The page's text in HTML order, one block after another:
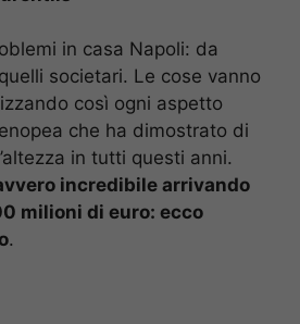
in casa Napoli: da
societari. Le cose vanno
così ogni aspetto
che ha dimostrato di
in tutti questi anni.
incredibile arrivando
milioni di euro: ecco
.